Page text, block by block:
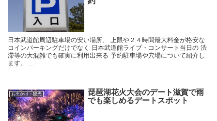
日本武道館周辺駐車場の安い場所、 上限や２４時間最大料金が格安な
コインパーキングだけでなく 日本武道館ライブ・コンサート当日の 渋
滞等の大混雑でも確実に利用出来る 予約駐車場や穴場について紹介し
ます。 ...
お出かけ・観光
琵琶湖花火大会のデート滋賀で雨
でも楽しめるデートスポット